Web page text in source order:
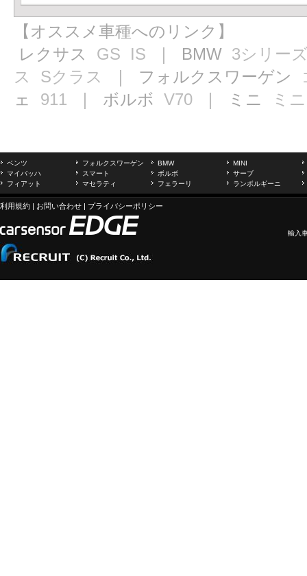
【オススメ車種へのリンク】
レクサス GS IS ｜ BMW 3シリー
ス
Sクラス ｜ フォルクスワーゲン
ェ 911 ｜ ボルボ V70 ｜ ミニ ミニ
ベンツ フォルクスワーゲン BMW
MINI
マイバッハ
スマート ボルボ
サーブ
フィアット
マセラティ フェラーリ ランボルギーニ
利用規約 | お問い合わせ | プライバシーポリシー
輸入